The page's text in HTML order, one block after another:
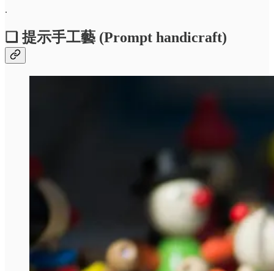
.
❏ 提示手工藝 (Prompt handicraft)